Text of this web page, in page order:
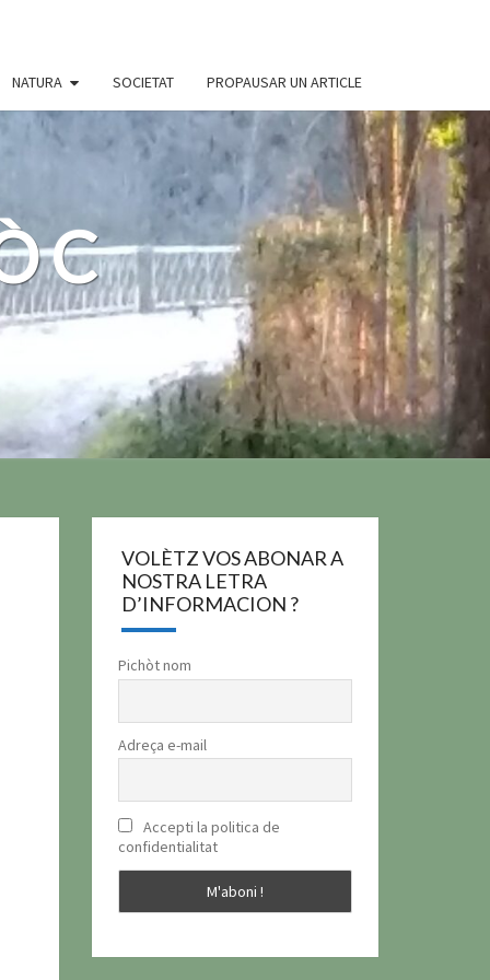
NATURA SOCIETAT PROPAUSAR UN ARTICLE
VOLÈTZ VOS ABONAR A
NOSTRA LETRA
D’INFORMACION ?
Pichòt nom
Adreça e-mail
Accepti la politica de
confidentialitat